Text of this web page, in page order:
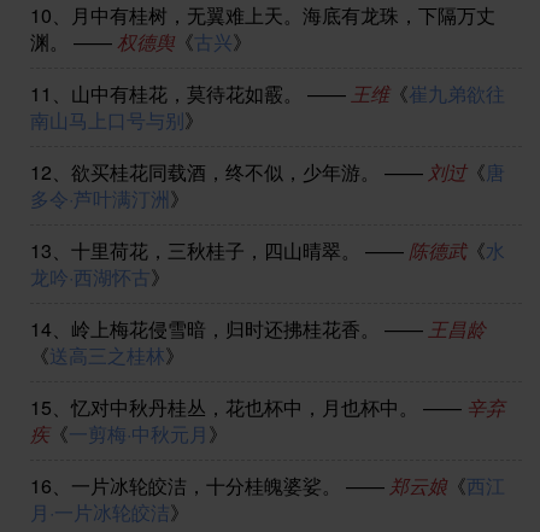
10、
月中有桂树，无翼难上天。海底有龙珠，下隔万丈
渊。
—— 权德舆 《古兴》
11、 山中有桂花，莫待花如霰。 —— 王维《崔九弟欲往
南山马上口号与别》
12、 欲买桂花同载酒，终不似，少年游。 —— 刘过《唐
多令·芦叶满汀洲》
13、 十里荷花，三秋桂子，四山晴翠。 —— 陈德武《水
龙吟·西湖怀古》
14、 岭上梅花侵雪暗，归时还拂桂花香。 —— 王昌龄
《送高三之桂林》
15、 忆对中秋丹桂丛，花也杯中，月也杯中。 —— 辛弃
疾《一剪梅·中秋元月 》
16、 一片冰轮皎洁，十分桂魄婆娑。 —— 郑云娘 《西江
月·一片冰轮皎洁》